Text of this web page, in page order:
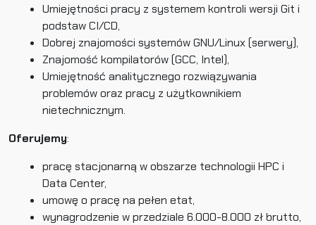
Umiejętności pracy z systemem kontroli wersji Git i
podstaw CI/CD,
Dobrej znajomości systemów GNU/Linux (serwery),
Znajomość kompilatorów (GCC, Intel),
Umiejętność analitycznego rozwiązywania
problemów oraz pracy z użytkownikiem
nietechnicznym.
Oferujemy:
pracę stacjonarną w obszarze technologii HPC i
Data Center,
umowę o pracę na pełen etat,
wynagrodzenie w przedziale 6.000-8.000 zł brutto,